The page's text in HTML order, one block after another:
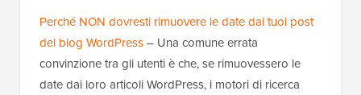
Perché NON dovresti rimuovere le date dai tuoi post
del blog WordPress– Una comune errata
convinzione tra gli utenti è che, se rimuovessero le
date dai loro articoli WordPress, i motori di ricerca